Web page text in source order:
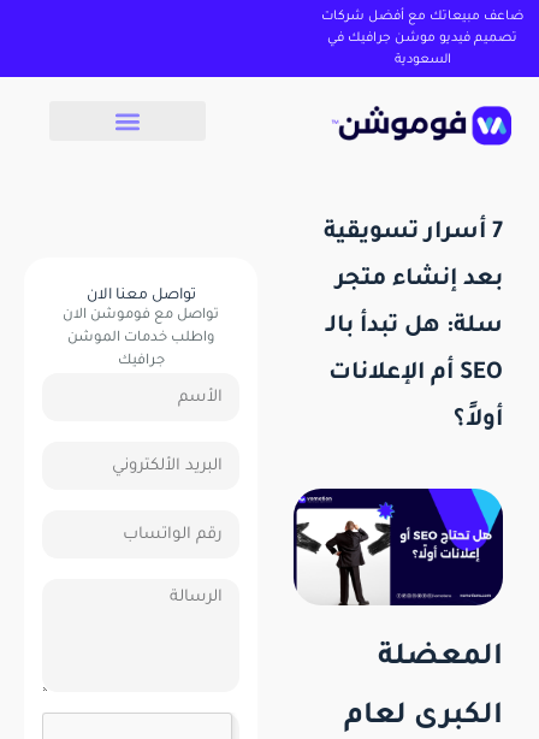
ضاعف مبيعاتك مع أفضل شركات
تصميم فيديو موشن جرافيك في
السعودية
7 أسرار تسويقية
بعد إنشاء متجر
سلة: هل تبدأ بالـ
SEO أم الإعلانات
أولاً؟
المعضلة
الكبرى لعام
تواصل معنا الان
تواصل مع فوموشن الان
واطلب خدمات الموشن
جرافيك